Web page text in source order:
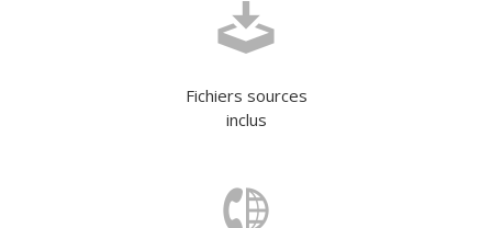
Fichiers sources
inclus